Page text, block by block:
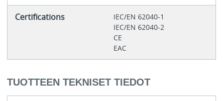
Certifications
IEC/EN 62040-1
IEC/EN 62040-2
CE
EAC
TUOTTEEN TEKNISET TIEDOT